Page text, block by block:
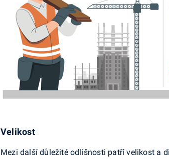
Velikost
Mezi další důležité odlišnosti patří velikost a